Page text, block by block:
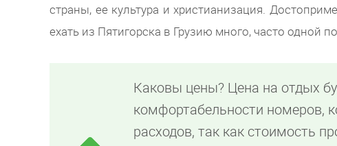
страны, ее культура и христианизация.
ехать из Пятигорска в Грузию много, часто одной
Каковы цены? Цена на отдых
комфортабельности номеров,
расходов, так как стоимость